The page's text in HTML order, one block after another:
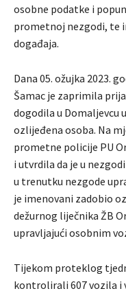
osobne podatke i
prometnoj nezgodi, te
događaja.
Dana 05. ožujka 2023.
Šamac je zaprimila
dogodila u Domaljevcu
ozlijeđena osoba. Na
prometne policije PU
i utvrdila da je u
u trenutku nezgode
je imenovani zadobio
dežurnog liječnika ŽB
upravljajući osobnim
Tijekom proteklog
kontrolirali 607 vozila i